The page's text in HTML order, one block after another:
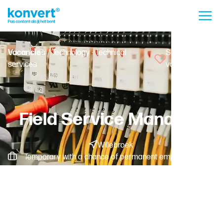
Vacancies/ Technology - Technical
services
Save
vacancy
Field Service Manager
Willebroek
Temporary with a chance of permanent employment -